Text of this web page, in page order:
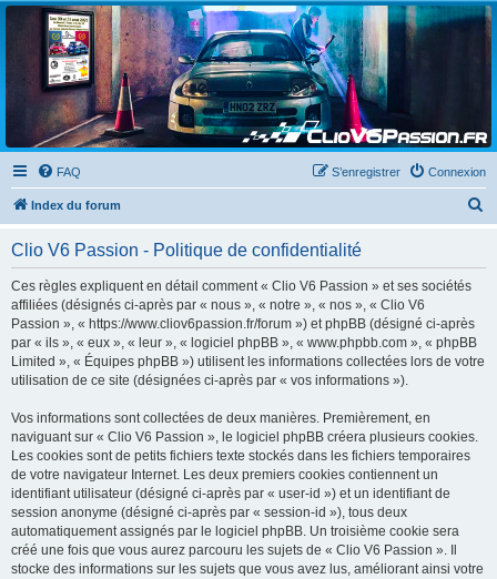
Clio V6 Passion
Le site français des passionnés de Clio V6
FAQ Connexion
S’enregistrer
Index du forum
Clio V6 Passion - Politique de confidentialité
Ces règles expliquent en détail comment « Clio V6 Passion » et ses sociétés
affiliées (désignés ci-après par « nous », « notre », « nos », « Clio V6
Passion », « https://www.cliov6passion.fr/forum ») et phpBB (désigné ci-après
par « ils », « eux », « leur », « logiciel phpBB », « www.phpbb.com », « phpBB
Limited », « Équipes phpBB ») utilisent les informations collectées lors de votre
utilisation de ce site (désignées ci-après par « vos informations »).
Vos informations sont collectées de deux manières. Premièrement, en
naviguant sur « Clio V6 Passion », le logiciel phpBB créera plusieurs cookies.
Les cookies sont de petits fichiers texte stockés dans les fichiers temporaires
de votre navigateur Internet. Les deux premiers cookies contiennent un
identifiant utilisateur (désigné ci-après par « user-id ») et un identifiant de
session anonyme (désigné ci-après par « session-id »), tous deux
automatiquement assignés par le logiciel phpBB. Un troisième cookie sera
créé une fois que vous aurez parcouru les sujets de « Clio V6 Passion ». Il
stocke des informations sur les sujets que vous avez lus, améliorant ainsi votre